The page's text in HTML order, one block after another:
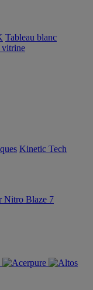
Tableau blanc
vitrine
Kinetic Tech
Nitro Blaze 7